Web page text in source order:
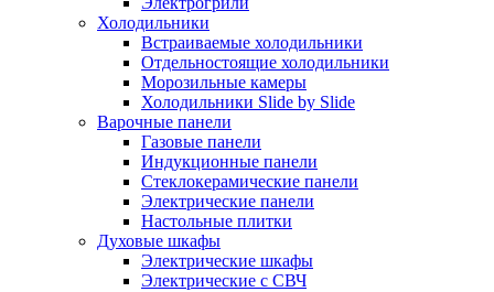
Холодильники
Встраиваемые холодильники
Отдельностоящие холодильники
Морозильные камеры
Холодильники Slide by Slide
Варочные панели
Газовые панели
Индукционные панели
Стеклокерамические панели
Электрические панели
Настольные плитки
Духовые шкафы
Электрические шкафы
Электрические с СВЧ